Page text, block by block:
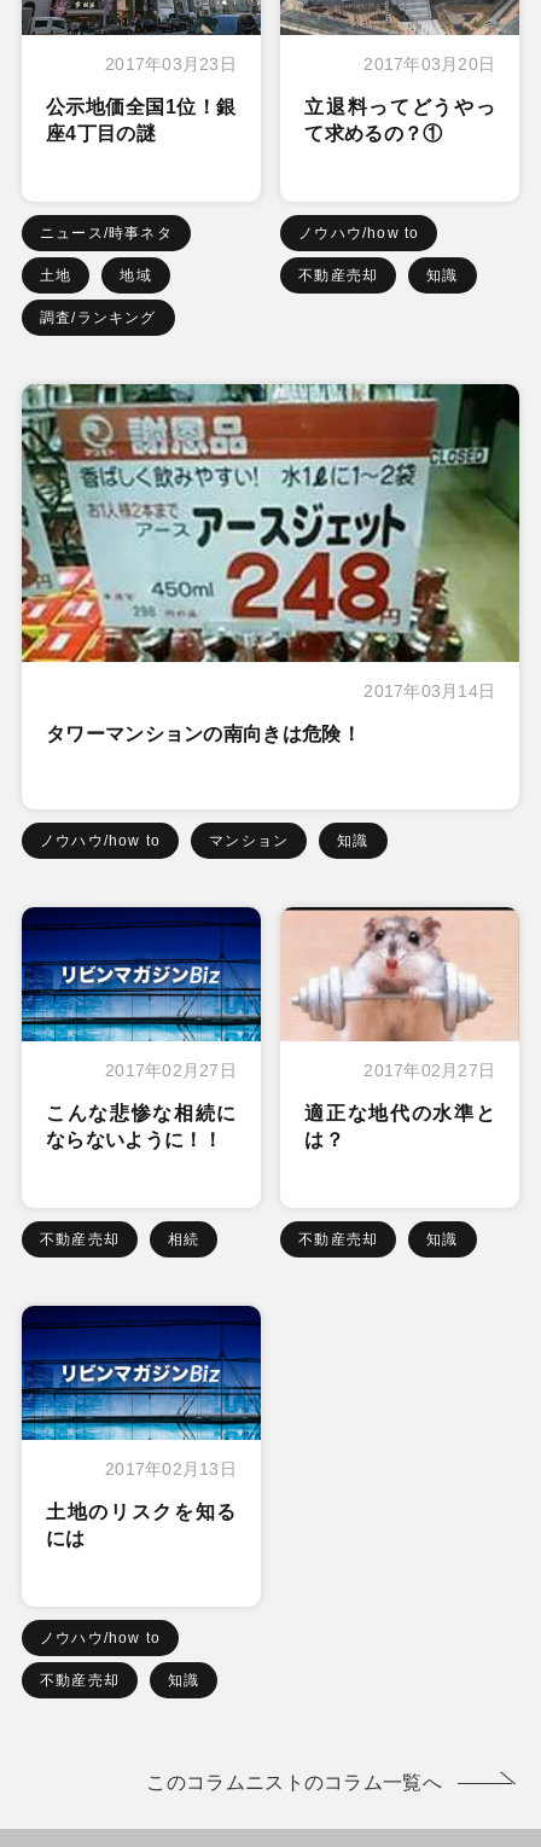
2017年03月23日
公示地価全国1位！銀
座4丁目の謎
ニュース/時事ネタ
土地 地域
調査/ランキング
2017年03月20日
立退料ってどうやっ
て求めるの？①
ノウハウ/how to
不動産売却 知識
2017年03月14日
タワーマンションの南向きは危険！
ノウハウ/how to マンション 知識
2017年02月27日
こんな悲惨な相続に
ならないように！！
不動産売却 相続
2017年02月27日
適正な地代の水準と
は？
不動産売却 知識
2017年02月13日
土地のリスクを知る
には
ノウハウ/how to
不動産売却 知識
このコラムニストのコラム一覧へ